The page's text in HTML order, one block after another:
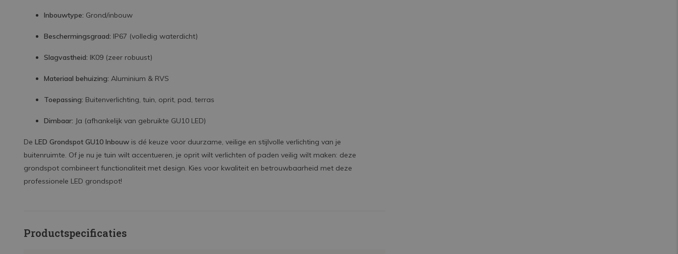
Inbouwtype: Grond/inbouw
Beschermingsgraad: IP67 (volledig waterdicht)
Slagvastheid: IK09 (zeer robuust)
Materiaal behuizing: Aluminium & RVS
Toepassing: Buitenverlichting, tuin, oprit, pad, terras
Dimbaar: Ja (afhankelijk van gebruikte GU10 LED)
De LED Grondspot GU10 Inbouw is dé keuze voor duurzame, veilige en stijlvolle verlichting van je
buitenruimte. Of je nu je tuin wilt accentueren, je oprit wilt verlichten of paden veilig wilt maken: deze
grondspot combineert functionaliteit met design. Kies voor kwaliteit en betrouwbaarheid met deze
professionele LED grondspot!
Productspecificaties